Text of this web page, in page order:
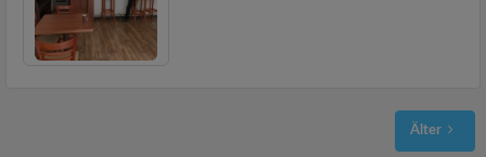
Älter